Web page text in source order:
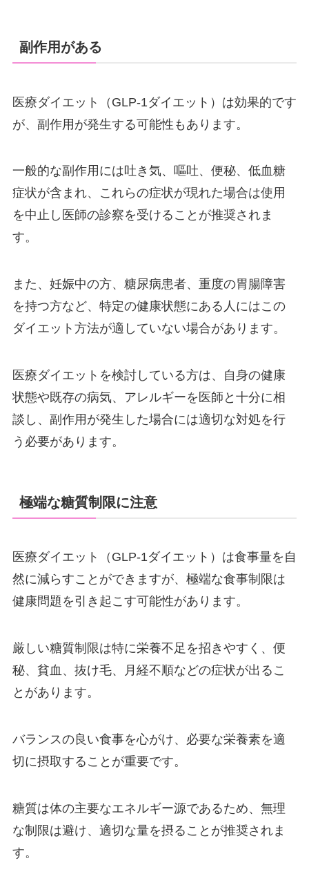
副作用がある
医療ダイエット（GLP-1ダイエット）は効果的です
が、副作用が発生する可能性もあります。
一般的な副作用には吐き気、嘔吐、便秘、低血糖
症状が含まれ、これらの症状が現れた場合は使用
を中止し医師の診察を受けることが推奨されま
す。
また、妊娠中の方、糖尿病患者、重度の胃腸障害
を持つ方など、特定の健康状態にある人にはこの
ダイエット方法が適していない場合があります。
医療ダイエットを検討している方は、自身の健康
状態や既存の病気、アレルギーを医師と十分に相
談し、副作用が発生した場合には適切な対処を行
う必要があります。
極端な糖質制限に注意
医療ダイエット（GLP-1ダイエット）は食事量を自
然に減らすことができますが、極端な食事制限は
健康問題を引き起こす可能性があります。
厳しい糖質制限は特に栄養不足を招きやすく、便
秘、貧血、抜け毛、月経不順などの症状が出るこ
とがあります。
バランスの良い食事を心がけ、必要な栄養素を適
切に摂取することが重要です。
糖質は体の主要なエネルギー源であるため、無理
な制限は避け、適切な量を摂ることが推奨されま
す。